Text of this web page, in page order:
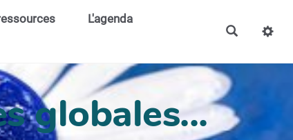
L'agenda
globales...